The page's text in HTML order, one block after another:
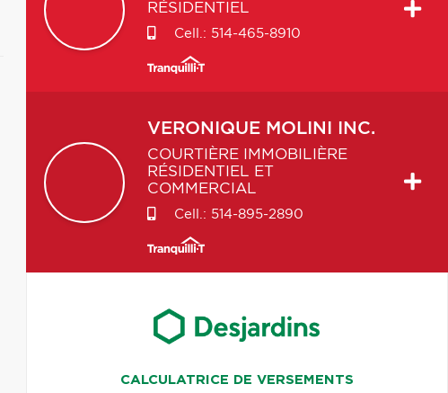
RÉSIDENTIEL
Cell.: 514-465-8910
VERONIQUE MOLINI INC.
COURTIÈRE IMMOBILIÈRE
RÉSIDENTIEL ET
COMMERCIAL
Cell.: 514-895-2890
CALCULATRICE DE VERSEMENTS